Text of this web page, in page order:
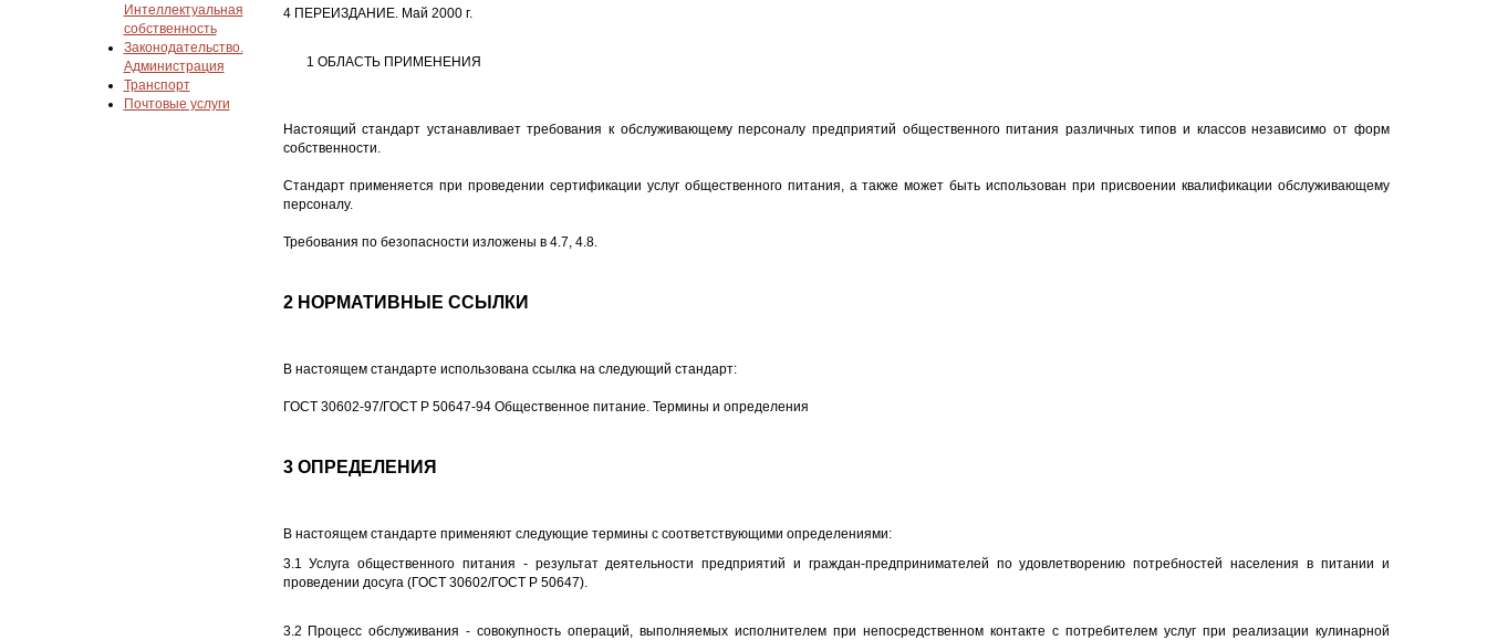
Интеллектуальная
собственность
Законодательство.
Администрация
Транспорт
Почтовые услуги
4 ПЕРЕИЗДАНИЕ. Май 2000 г.
1 ОБЛАСТЬ ПРИМЕНЕНИЯ
Настоящий стандарт устанавливает требования к обслуживающему персоналу предприятий общественного питания различных типов и классов независимо от форм
собственности.
Стандарт применяется при проведении сертификации услуг общественного питания, а также может быть использован при присвоении квалификации обслуживающему
персоналу.
Требования по безопасности изложены в 4.7, 4.8.
2 НОРМАТИВНЫЕ ССЫЛКИ
В настоящем стандарте использована ссылка на следующий стандарт:
ГОСТ 30602-97/ГОСТ Р 50647-94 Общественное питание. Термины и определения
3 ОПРЕДЕЛЕНИЯ
В настоящем стандарте применяют следующие термины с соответствующими определениями:
3.1 Услуга общественного питания - результат деятельности предприятий и граждан-предпринимателей по удовлетворению потребностей населения в питании и
проведении досуга (ГОСТ 30602/ГОСТ Р 50647).
3.2 Процесс обслуживания - совокупность операций, выполняемых исполнителем при непосредственном контакте с потребителем услуг при реализации кулинарной